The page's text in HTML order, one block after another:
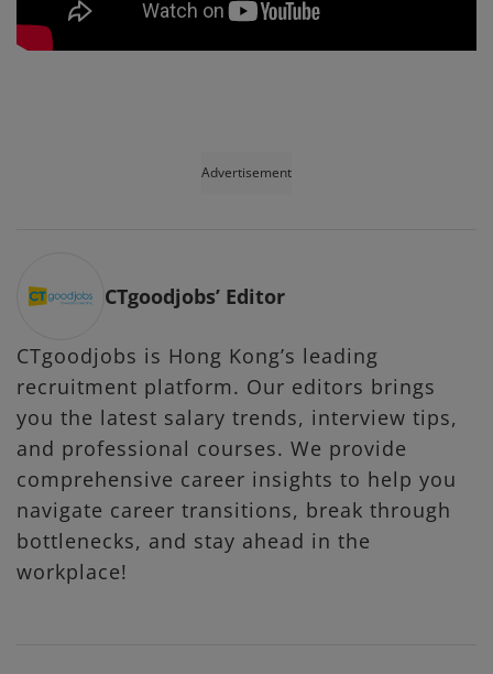
Advertisement
CTgoodjobs’ Editor
CTgoodjobs is Hong Kong’s leading
recruitment platform. Our editors brings
you the latest salary trends, interview tips,
and professional courses. We provide
comprehensive career insights to help you
navigate career transitions, break through
bottlenecks, and stay ahead in the
workplace!